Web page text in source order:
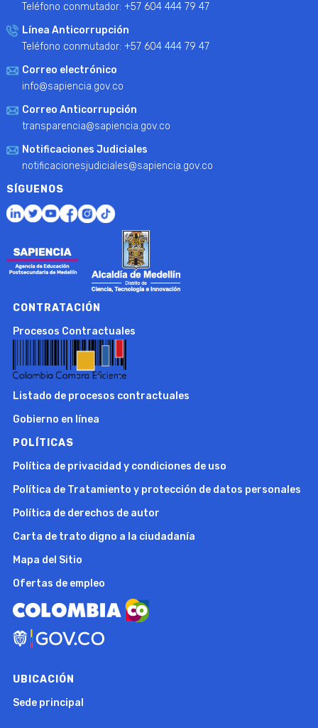
Teléfono conmutador: +57 604 444 79 47
Línea Anticorrupción
Teléfono conmutador: +57 604 444 79 47
Correo electrónico
info@sapiencia.gov.co
Correo Anticorrupción
transparencia@sapiencia.gov.co
Notificaciones Judiciales
notificacionesjudiciales@sapiencia.gov.co
SÍGUENOS
CONTRATACIÓN
Procesos Contractuales
Listado de procesos contractuales
Gobierno en línea
POLÍTICAS
Política de privacidad y condiciones de uso
Política de Tratamiento y protección de datos personales
Política de derechos de autor
Carta de trato digno a la ciudadanía
Mapa del Sitio
Ofertas de empleo
UBICACIÓN
Sede principal